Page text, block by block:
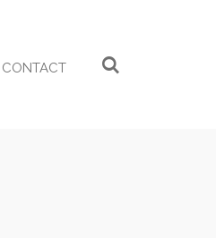
CONTACT